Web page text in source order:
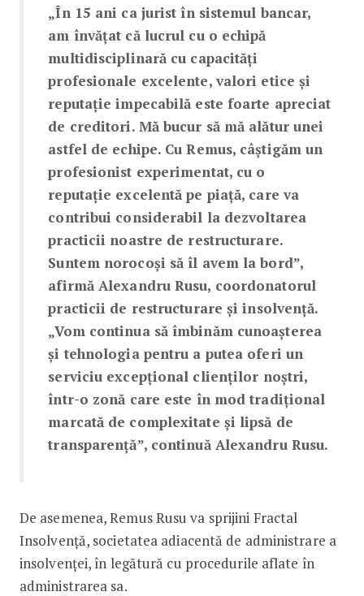
„În 15 ani ca jurist în sistemul bancar,
am învățat că lucrul cu o echipă
multidisciplinară cu capacități
profesionale excelente, valori etice și
reputație impecabilă este foarte apreciat
de creditori. Mă bucur să mă alătur unei
astfel de echipe. Cu Remus, câștigăm un
profesionist experimentat, cu o
reputație excelentă pe piață, care va
contribui considerabil la dezvoltarea
practicii noastre de restructurare.
Suntem norocoși să îl avem la bord”,
afirmă Alexandru Rusu, coordonatorul
practicii de restructurare și insolvență.
„Vom continua să îmbinăm cunoașterea
și tehnologia pentru a putea oferi un
serviciu excepțional clienților noștri,
într-o zonă care este în mod tradițional
marcată de complexitate și lipsă de
transparență”, continuă Alexandru Rusu.
De asemenea, Remus Rusu va sprijini Fractal
Insolvență, societatea adiacentă de administrare a
insolvenței, în legătură cu procedurile aflate în
administrarea sa.